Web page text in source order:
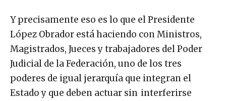
Y precisamente eso es lo que el Presidente
López Obrador está haciendo con Ministros,
Magistrados, Jueces y trabajadores del Poder
Judicial de la Federación, uno de los tres
poderes de igual jerarquía que integran el
Estado y que deben actuar sin interferirse